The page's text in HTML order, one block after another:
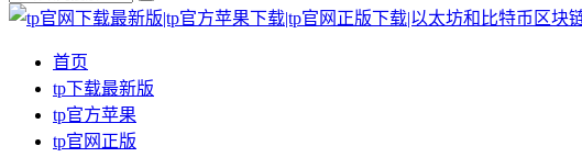
首页
tp下载最新版
tp官方苹果
tp官网正版